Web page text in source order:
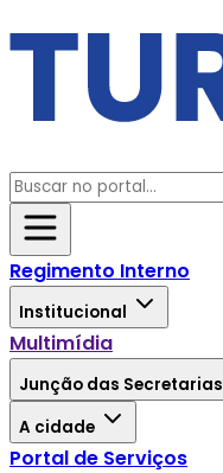
Regimento Interno
Institucional
Multimídia
Junção das Secretarias
A cidade
Portal de Serviços